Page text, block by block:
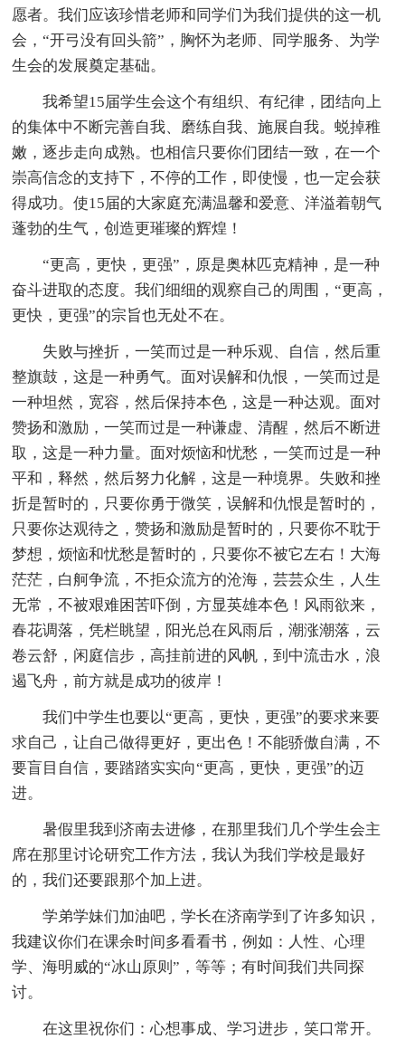
愿者。我们应该珍惜老师和同学们为我们提供的这一机
会，“开弓没有回头箭”，胸怀为老师、同学服务、为学
生会的发展奠定基础。
我希望15届学生会这个有组织、有纪律，团结向上
的集体中不断完善自我、磨练自我、施展自我。蜕掉稚
嫩，逐步走向成熟。也相信只要你们团结一致，在一个
崇高信念的支持下，不停的工作，即使慢，也一定会获
得成功。使15届的大家庭充满温馨和爱意、洋溢着朝气
蓬勃的生气，创造更璀璨的辉煌！
“更高，更快，更强”，原是奥林匹克精神，是一种
奋斗进取的态度。我们细细的观察自己的周围，“更高，
更快，更强”的宗旨也无处不在。
失败与挫折，一笑而过是一种乐观、自信，然后重
整旗鼓，这是一种勇气。面对误解和仇恨，一笑而过是
一种坦然，宽容，然后保持本色，这是一种达观。面对
赞扬和激励，一笑而过是一种谦虚、清醒，然后不断进
取，这是一种力量。面对烦恼和忧愁，一笑而过是一种
平和，释然，然后努力化解，这是一种境界。失败和挫
折是暂时的，只要你勇于微笑，误解和仇恨是暂时的，
只要你达观待之，赞扬和激励是暂时的，只要你不耽于
梦想，烦恼和忧愁是暂时的，只要你不被它左右！大海
茫茫，白舸争流，不拒众流方的沧海，芸芸众生，人生
无常，不被艰难困苦吓倒，方显英雄本色！风雨欲来，
春花调落，凭栏眺望，阳光总在风雨后，潮涨潮落，云
卷云舒，闲庭信步，高挂前进的风帆，到中流击水，浪
遏飞舟，前方就是成功的彼岸！
我们中学生也要以“更高，更快，更强”的要求来要
求自己，让自己做得更好，更出色！不能骄傲自满，不
要盲目自信，要踏踏实实向“更高，更快，更强”的迈
进。
暑假里我到济南去进修，在那里我们几个学生会主
席在那里讨论研究工作方法，我认为我们学校是最好
的，我们还要跟那个加上进。
学弟学妹们加油吧，学长在济南学到了许多知识，
我建议你们在课余时间多看看书，例如：人性、心理
学、海明威的“冰山原则”，等等；有时间我们共同探
讨。
在这里祝你们：心想事成、学习进步，笑口常开。